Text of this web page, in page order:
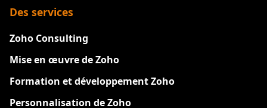
Des services
Zoho Consulting
Mise en œuvre de Zoho
Formation et développement Zoho
Personnalisation de Zoho